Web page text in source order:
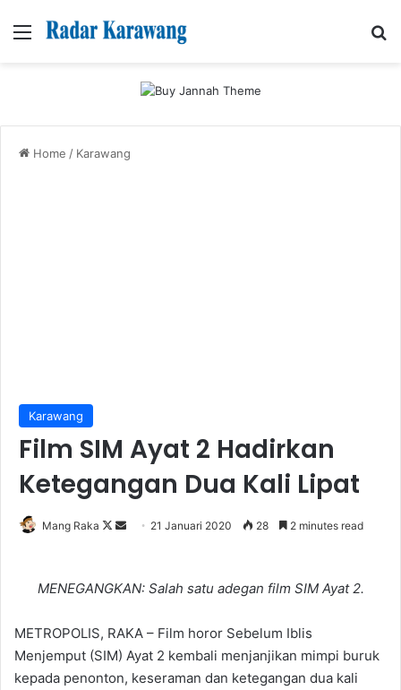
Menu
Home / Karawang
Karawang
Film SIM Ayat 2 Hadirkan
Ketegangan Dua Kali Lipat
Mang Raka
Follow
Send 21 Januari 2020 28 2 minutes read
MENEGANGKAN: Salah satu adegan film SIM Ayat 2.
METROPOLIS, RAKA – Film horor Sebelum Iblis
Menjemput (SIM) Ayat 2 kembali menjanjikan mimpi buruk
kepada penonton, keseraman dan ketegangan dua kali